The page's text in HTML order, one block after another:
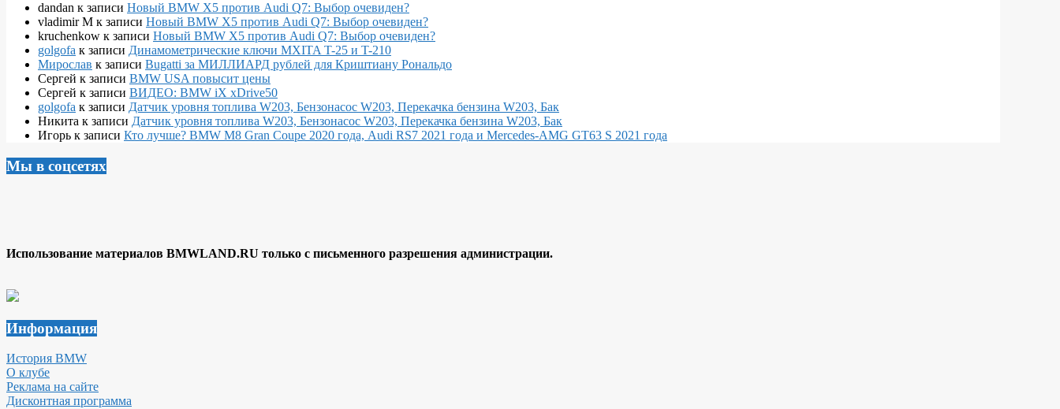
dandan к записи Новый BMW X5 против Audi Q7: Выбор очевиден?
vladimir M к записи Новый BMW X5 против Audi Q7: Выбор очевиден?
kruchenkow к записи Новый BMW X5 против Audi Q7: Выбор очевиден?
golgofa к записи Динамометрические ключи MXITA T-25 и T-210
Мирослав к записи Bugatti за МИЛЛИАРД рублей для Криштиану Рональдо
Сергей к записи BMW USA повысит цены
Сергей к записи ВИДЕО: BMW iX xDrive50
golgofa к записи Датчик уровня топлива W203, Бензонасос W203, Перекачка бензина W203, Бак
Никита к записи Датчик уровня топлива W203, Бензонасос W203, Перекачка бензина W203, Бак
Игорь к записи Кто лучше? BMW M8 Gran Coupe 2020 года, Audi RS7 2021 года и Mercedes-AMG GT63 S 2021 года
Мы в соцсетях
Использование материалов BMWLAND.RU только с письменного разрешения администрации.
Информация
История BMW
О клубе
Реклама на сайте
Дисконтная программа